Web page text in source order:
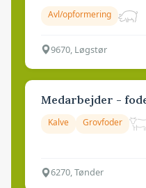
Avl/opformering
9670, Løgstør
Medarbejder -
Kalve Grovfoder
6270, Tønder